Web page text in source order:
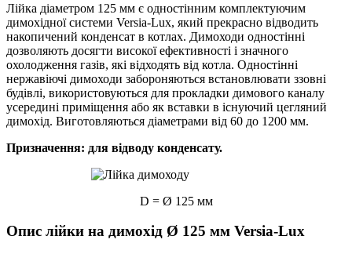
Лійка діаметром 125 мм є одностінним комплектуючим
димохідної системи Versia-Lux, який прекрасно відводить
накопичений конденсат в котлах. Димоходи одностінні
дозволяють досягти високої ефективності і значного
охолодження газів, які відходять від котла. Одностінні
нержавіючі димоходи забороняються встановлювати ззовні
будівлі, використовуються для прокладки димового каналу
усередині приміщення або як вставки в існуючий цегляний
димохід. Виготовляються діаметрами від 60 до 1200 мм.
Призначення: для відводу конденсату.
D = Ø 125 мм
Опис лійки на димохід Ø 125 мм Versia-Lux